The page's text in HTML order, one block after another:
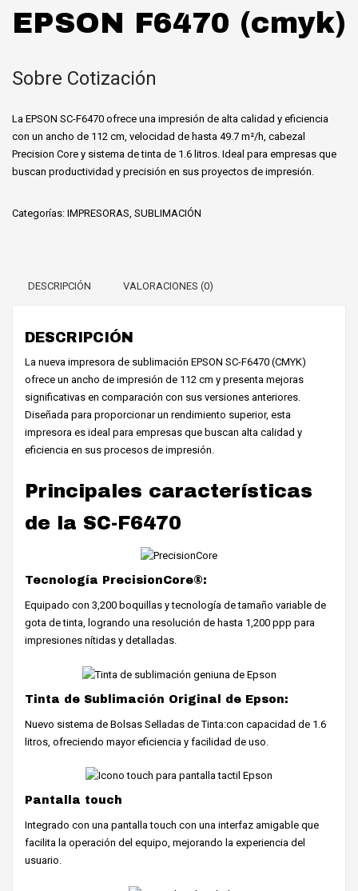
EPSON F6470 (cmyk)
Sobre Cotización
La EPSON SC-F6470 ofrece una impresión de alta calidad y eficiencia
con un ancho de 112 cm, velocidad de hasta 49.7 m²/h, cabezal
Precision Core y sistema de tinta de 1.6 litros. Ideal para empresas que
buscan productividad y precisión en sus proyectos de impresión.
Categorías: IMPRESORAS SUBLIMACIÓN
DESCRIPCIÓN VALORACIONES (0)
DESCRIPCIÓN
La nueva impresora de sublimación EPSON SC-F6470 (CMYK)
ofrece un ancho de impresión de 112 cm y presenta mejoras
significativas en comparación con sus versiones anteriores.
Diseñada para proporcionar un rendimiento superior, esta
impresora es ideal para empresas que buscan alta calidad y
eficiencia en sus procesos de impresión.
Principales características
de la SC-F6470
Tecnología PrecisionCore®:
Equipado con 3,200 boquillas y tecnología de tamaño variable de
gota de tinta, logrando una resolución de hasta 1,200 ppp para
impresiones nítidas y detalladas.
Tinta de Sublimación Original de Epson:
Nuevo sistema de Bolsas Selladas de Tinta:con capacidad de 1.6
litros, ofreciendo mayor eficiencia y facilidad de uso.
Pantalla touch
Integrado con una pantalla touch con una interfaz amigable que
facilita la operación del equipo, mejorando la experiencia del
usuario.